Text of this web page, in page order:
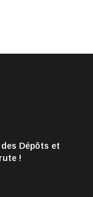
Dépôts et
!